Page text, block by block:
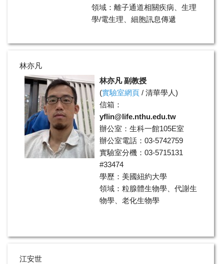
領域：離子通道相關疾病、生理
學/電生理、細胞訊息傳遞
林亦凡
林亦凡 副教授
(實驗室網頁 / 清華學人)
信箱：
yflin@life.nthu.edu.tw
辦公室：生科一館105E室
辦公室電話：03-5742759
實驗室分機：03-5715131
#33474
學歷：美國紐約大學
領域：粒腺體生物學、代謝生
物學、老化生物學
江安世